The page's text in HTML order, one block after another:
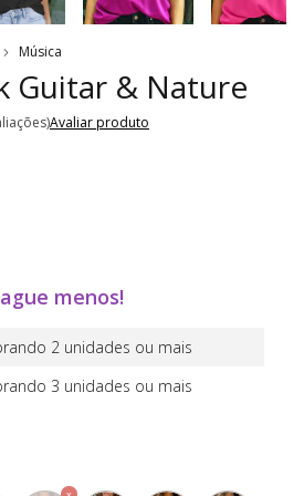
Música
Guitar & Nature
Avaliar produto
menos!
2 unidades ou mais
3 unidades ou mais